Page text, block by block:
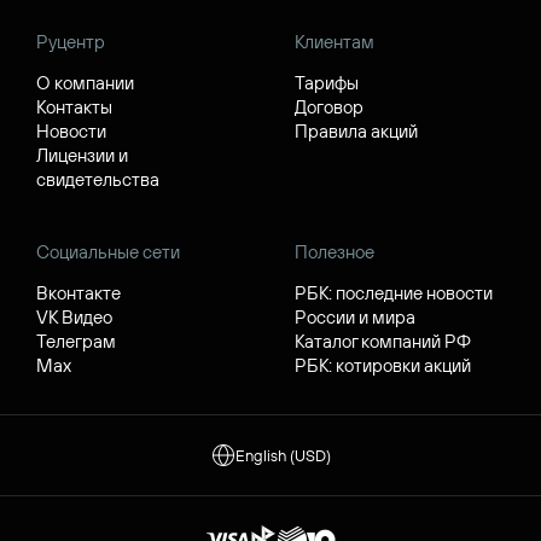
Руцентр
О компании
Контакты
Новости
Лицензии и
свидетельства
Клиентам
Тарифы
Договор
Правила акций
Социальные сети
Вконтакте
VK Видео
Телеграм
Max
Полезное
РБК: последние новости
России и мира
Каталог компаний РФ
РБК: котировки акций
English (USD)